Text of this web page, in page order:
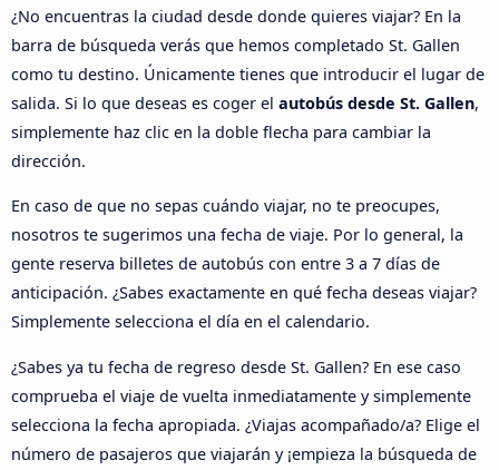
¿No encuentras la ciudad desde donde quieres viajar? En la
barra de búsqueda verás que hemos completado St. Gallen
como tu destino. Únicamente tienes que introducir el lugar de
salida. Si lo que deseas es coger el autobús desde St. Gallen,
simplemente haz clic en la doble flecha para cambiar la
dirección.
En caso de que no sepas cuándo viajar, no te preocupes,
nosotros te sugerimos una fecha de viaje. Por lo general, la
gente reserva billetes de autobús con entre 3 a 7 días de
anticipación. ¿Sabes exactamente en qué fecha deseas viajar?
Simplemente selecciona el día en el calendario.
¿Sabes ya tu fecha de regreso desde St. Gallen? En ese caso
comprueba el viaje de vuelta inmediatamente y simplemente
selecciona la fecha apropiada. ¿Viajas acompañado/a? Elige el
número de pasajeros que viajarán y ¡empieza la búsqueda de